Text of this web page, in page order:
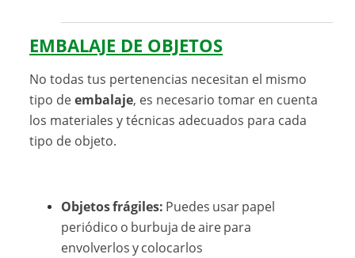
EMBALAJE DE OBJETOS
No todas tus pertenencias necesitan el mismo
tipo deembalaje, es necesario tomar en cuenta
los materiales y técnicas adecuados para cada
tipo de objeto.
Objetos frágiles: Puedes usar papel
periódico o burbuja de aire para
envolverlos y colocarlos